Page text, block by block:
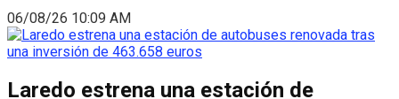
06/08/26 10:09 AM
Laredo estrena una estación de